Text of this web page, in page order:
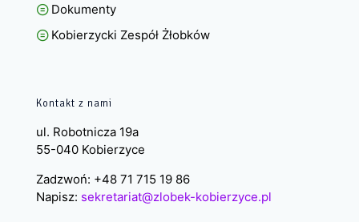
Dokumenty
Kobierzycki Zespół Żłobków
Kontakt z nami
ul. Robotnicza 19a
55-040 Kobierzyce
Zadzwoń: +48 71 715 19 86
Napisz: sekretariat@zlobek-kobierzyce.pl